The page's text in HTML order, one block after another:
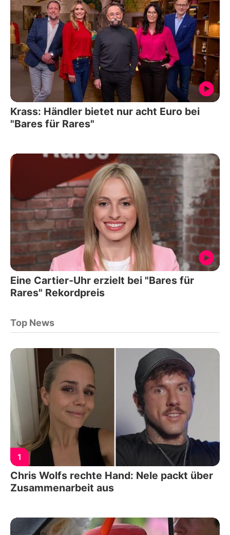
Krass: Händler bietet nur acht Euro bei
"Bares für Rares"
Eine Cartier-Uhr erzielt bei "Bares für
Rares" Rekordpreis
Top News
1
Chris Wolfs rechte Hand: Nele packt über
Zusammenarbeit aus